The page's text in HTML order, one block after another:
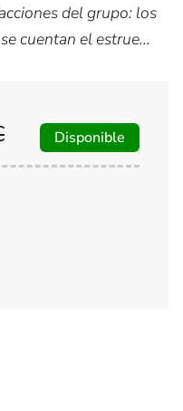
del grupo: los
cuentan el estrue...
Disponible